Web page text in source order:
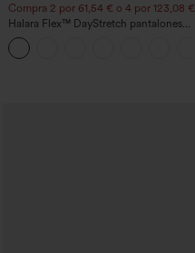
Compra 2 por 61,54 € o 4 por 123,08 €.
Halara Flex™ DayStretch pantalones
acampanados de trabajo de tiro medio
con bolsillo lateral con cremallera